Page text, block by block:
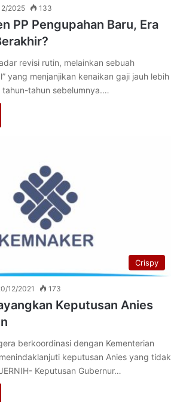
2025 133
PP Pengupahan Baru, Era
revisi rutin, melainkan sebuah
yang menjanjikan kenaikan gaji jauh lebih
tahun sebelumnya.…
Crispy
12/2021 173
Keputusan Anies
berkoordinasi dengan Kementerian
keputusan Anies yang tidak
Keputusan Gubernur…